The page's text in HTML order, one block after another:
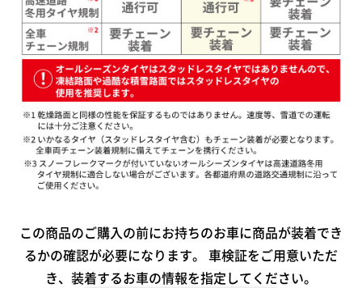
この商品のご購入の前にお持ちのお車に商品が装着でき
るかの確認が必要になります。 車検証をご用意いただ
き、装着するお車の情報を指定してください。